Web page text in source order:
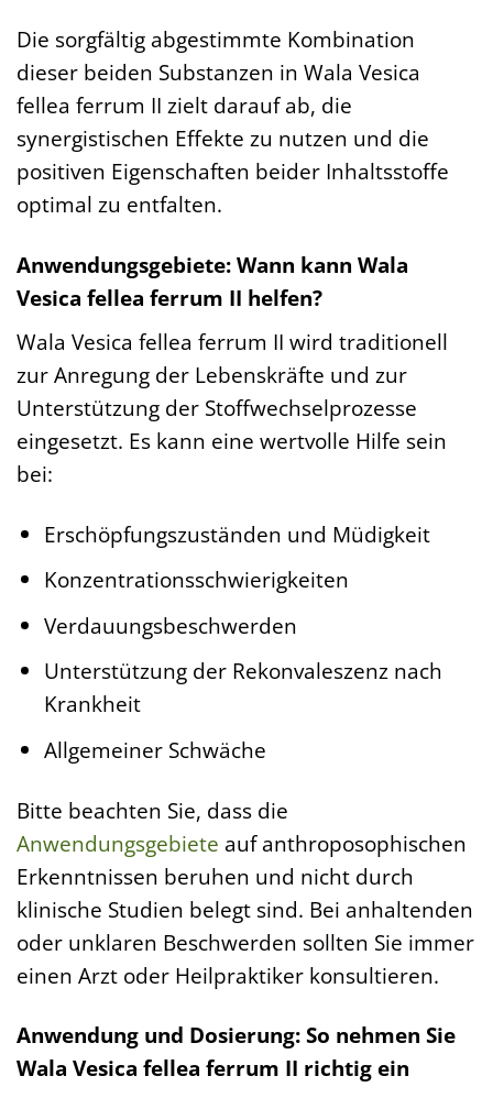
Die sorgfältig abgestimmte Kombination
dieser beiden Substanzen in Wala Vesica
fellea ferrum II zielt darauf ab, die
synergistischen Effekte zu nutzen und die
positiven Eigenschaften beider Inhaltsstoffe
optimal zu entfalten.
Anwendungsgebiete: Wann kann Wala
Vesica fellea ferrum II helfen?
Wala Vesica fellea ferrum II wird traditionell
zur Anregung der Lebenskräfte und zur
Unterstützung der Stoffwechselprozesse
eingesetzt. Es kann eine wertvolle Hilfe sein
bei:
Erschöpfungszuständen und Müdigkeit
Konzentrationsschwierigkeiten
Verdauungsbeschwerden
Unterstützung der Rekonvaleszenz nach
Krankheit
Allgemeiner Schwäche
Bitte beachten Sie, dass die
Anwendungsgebiete auf anthroposophischen
Erkenntnissen beruhen und nicht durch
klinische Studien belegt sind. Bei anhaltenden
oder unklaren Beschwerden sollten Sie immer
einen Arzt oder Heilpraktiker konsultieren.
Anwendung und Dosierung: So nehmen Sie
Wala Vesica fellea ferrum II richtig ein